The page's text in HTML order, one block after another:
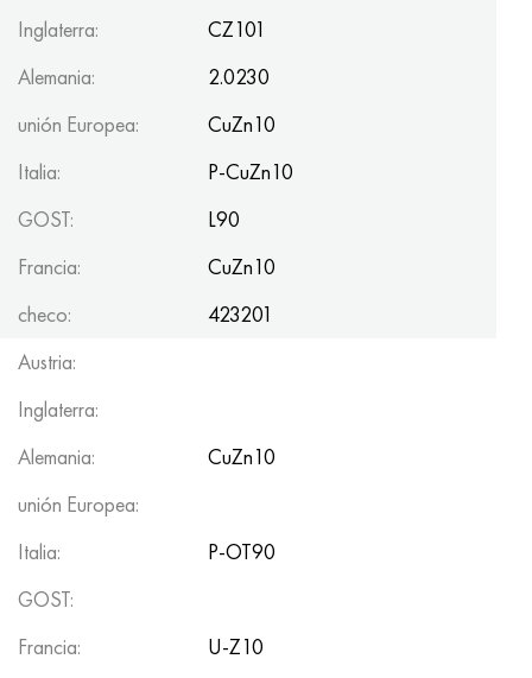
Inglaterra:
CZ101
Alemania:
2.0230
unión Europea:
CuZn10
Italia:
P-CuZn10
GOST:
L90
Francia:
CuZn10
checo:
423201
Austria:
Inglaterra:
Alemania:
CuZn10
unión Europea:
Italia:
P-OT90
GOST:
Francia:
U-Z10